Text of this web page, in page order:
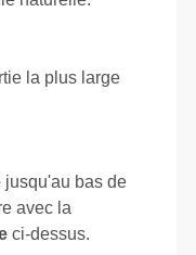
la plus large
jusqu'au bas de
avec la
ci-dessus.